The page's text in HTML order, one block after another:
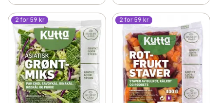
2 for 59 kr 2 for 59 kr